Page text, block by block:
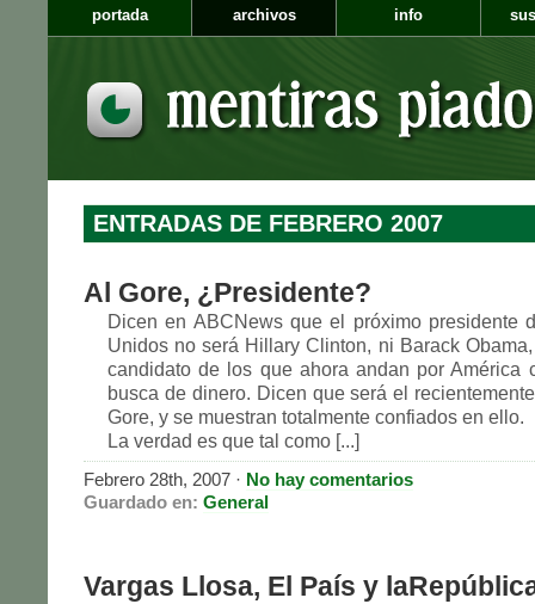
portada archivos info
ENTRADAS DE FEBRERO 2007
Al Gore, ¿Presidente?
Dicen en ABCNews que el próximo presidente
Unidos no será Hillary Clinton, ni Barack
candidato de los que ahora andan por América
busca de dinero. Dicen que será el
Gore, y se muestran totalmente confiados en ello.
La verdad es que tal como [...]
Febrero 28th, 2007 · No hay comentarios
Guardado en: General
Vargas Llosa, El País y